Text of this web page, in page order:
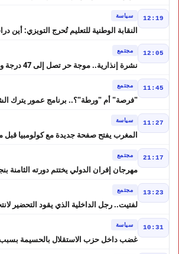
12:19 سياسة
12:05 مجتمع
نشرة
11:45 مجتمع
"فرصة" أم "ورطة"؟.. برنامج عمور يترك
11:27 سياسة
المغرب يفتح صفحة جديدة مع كولومبيا
21:17 مجتمع
مهرجان إفران الدولي يختتم دورته الثامنة
13:23 مجتمع
10:31 سياسة
غضب داخل حزب الاستقلال بالحسيمة